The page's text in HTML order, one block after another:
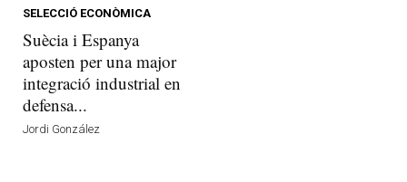
SELECCIÓ ECONÒMICA
Suècia i Espanya
aposten per una major
integració industrial en
defensa...
Jordi González